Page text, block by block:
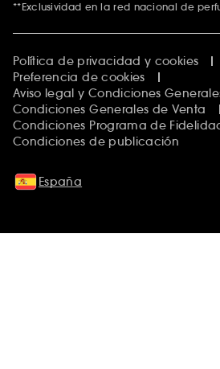
**Exclusividad en la red nacional de
Política de privacidad y cookies
Preferencia de cookies
Aviso legal y Condiciones
Condiciones Generales de Venta
Condiciones Programa de
Condiciones de publicación
España